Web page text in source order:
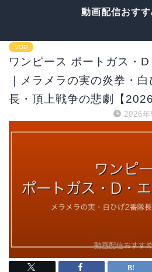
動画配信おす
VOD
ワンピース ポートガス・
｜メラメラの実の炎拳・
長・頂上戦争の悲劇【2026
2026年